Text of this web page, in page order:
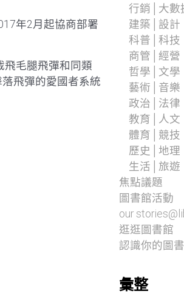
年2月起協商部署
飛毛腿飛彈和同類
飛彈的愛國者系統
行銷│大數
建築│設計
科普│科技
商管│經營
哲學│文學
藝術│音樂
政治│法律
教育│人文
體育│競技
歷史│地理
生活│旅遊
焦點議題
圖書館活動
our
逛逛圖書館
認識你的圖
彙整